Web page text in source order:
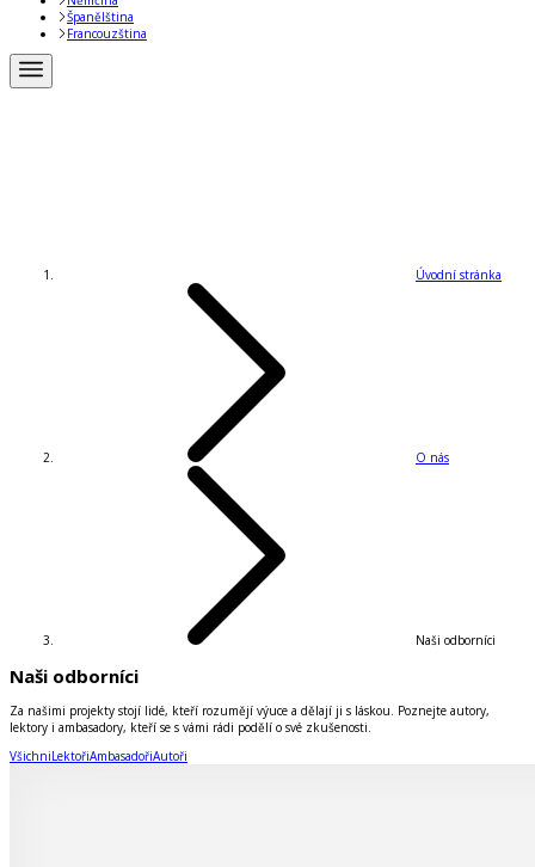
Španělština
Francouzština
Úvodní stránka
O nás
Naši odborníci
Naši odborníci
Za našimi projekty stojí lidé, kteří rozumějí výuce a dělají ji s láskou. Poznejte autory,
lektory i ambasadory, kteří se s vámi rádi podělí o své zkušenosti.
VšichniLektořiAmbasadořiAutoři